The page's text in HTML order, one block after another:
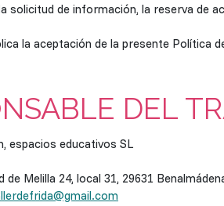
solicitud de información, la reserva de
la aceptación de la presente Política
DEL
espacios educativos SL
de Melilla 24, local 31, 29631